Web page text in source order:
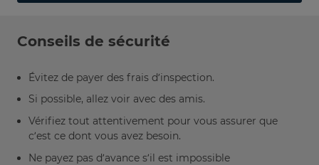
Conseils de sécurité
Évitez de payer des frais d’inspection.
Si possible, allez voir avec des amis.
Vérifiez tout attentivement pour vous assurer que
c’est ce dont vous avez besoin.
Ne payez pas d’avance s’il est impossible